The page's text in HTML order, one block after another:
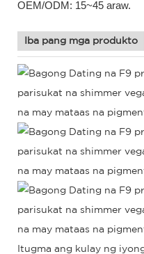
OEM/ODM: 15~45 araw.
Iba pang mga produkto
Itugma ang kulay ng